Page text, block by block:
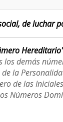
de luchar
los demás
la
de las
Números